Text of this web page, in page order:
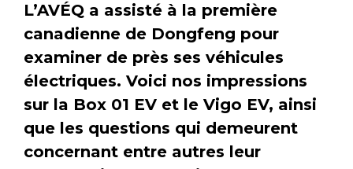
L’AVÉQ a assisté à la première
canadienne de Dongfeng pour
examiner de près ses véhicules
électriques. Voici nos impressions
sur la Box 01 EV et le Vigo EV, ainsi
que les questions qui demeurent
concernant entre autres leur